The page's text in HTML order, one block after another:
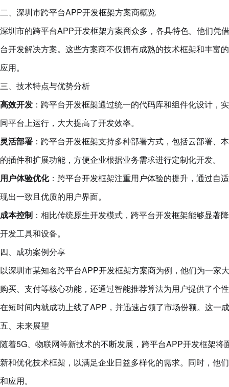
二、深圳市跨平台APP开发框架方案商概览
深圳市的跨平台APP开发框架方案商众多，各具特色。他们凭
台开发解决方案。这些方案商不仅拥有成熟的技术框架和丰富
应用。
三、技术特点与优势分析
高效开发 ：跨平台开发框架通过统一的代码库和组件化设计
同平台上运行，大大提高了开发效率。
灵活部署 ：跨平台开发框架支持多种部署方式，包括云部署
的插件和扩展功能，方便企业根据业务需求进行定制化开发。
用户体验优化：跨平台开发框架注重用户体验的提升，通过自
现出一致且优质的用户界面。
成本控制 ：相比传统原生开发模式，跨平台开发框架能够显
开发工具和设备。
四、成功案例分享
以深圳市某知名跨平台APP开发框架方案商为例，他们为一
购买、支付等核心功能，还通过智能推荐算法为用户提供了个
在短时间内就成功上线了APP，并迅速占领了市场份额。这一
五、未来展望
随着5G、物联网等新技术的不断发展，跨平台APP开发框架
新和优化技术框架，以满足企业日益多样化的需求。同时，他
和应用。